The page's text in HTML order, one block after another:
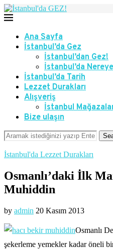
Ana Sayfa
İstanbul’da Gez
İstanbul’dan Gez!
İstanbul’da
İstanbul’da Tarih
Lezzet Durakları
Alışveriş
İstanbul
Bize ulaşın
İstanbul'da Lezzet Durakları
Osmanlı’daki İlk
Muhiddin
by admin 20 Kasım 2013
Osmanlı
şekerleme yemekler kadar öneli